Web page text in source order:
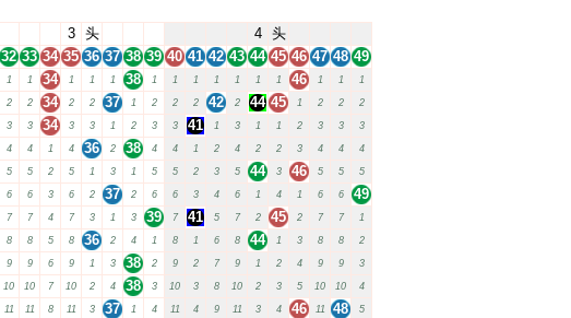
3 头 4
头
32 33 34 35 36 37 38 39 40 41 42 43 44 45 46 47 48 49
1 1 34 1 1 1 38 1 1 1 1 1 1 1 46 1 1 1
2 2 34 2 2 37 1 2 2 2 42 2 44 45 1 2 2 2
3 3 34 3 3 1 2 3 3 41 1 3 1 1 2 3 3 3
4 4 1 4 36 2 38 4 4 1 2 4 2 2 3 4 4 4
5 5 2 5 1 3 1 5 5 2 3 5 44 3 46 5 5 5
6 6 3 6 2 37 2 6 6 3 4 6 1 4 1 6 6
49
7 7 4 7 3 1 3 39 7 41 5 7 2 45 2 7 7 1
8 8 5 8 36 2 4 1 8 1 6 8 44 1 3 8 8 2
9 9 6 9 1 3 38 2 9 2 7 9 1 2 4 9 9 3
10 10 7 10 2 4 38 3 10 3 8 10 2 3 5 10 10 4
11 11 8 11 3 37 1 4 11 4 9 11 3 4 46 11 48 5